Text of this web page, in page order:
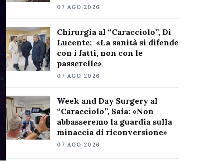
07 AGO 2026
Chirurgia al “Caracciolo”, Di
Lucente: «La sanità si difende
con i fatti, non con le
passerelle»
07 AGO 2026
Week and Day Surgery al
“Caracciolo”, Saia: «Non
abbasseremo la guardia sulla
minaccia di riconversione»
07 AGO 2026